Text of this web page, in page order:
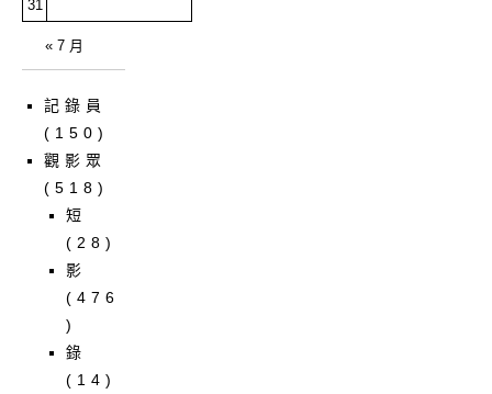
31
« 7 月
記錄員
(150)
觀影眾
(518)
短
(28)
影
(476
)
錄
(14)